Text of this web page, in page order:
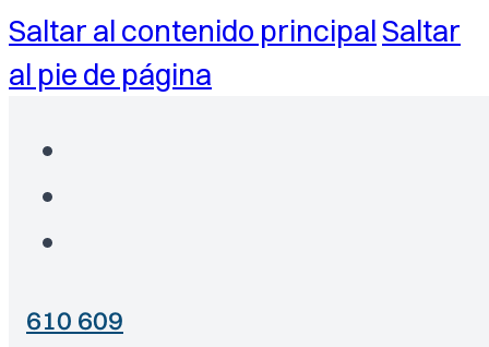
Saltar al contenido principalSaltar
al pie de página
610 609